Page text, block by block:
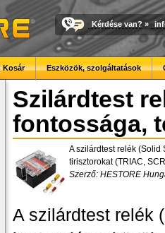
Kérdése van? »
Kosár Eszközök, szolgáltatások
Szilárdtest
fontossága,
A szilárdtest relék (Solid
tirisztorokat (TRIAC,
Szerző: HESTORE
A szilárdtest relék